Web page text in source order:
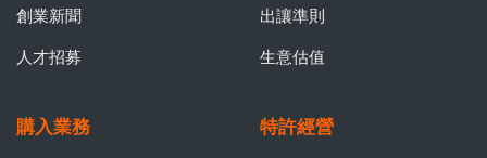
創業新聞
人才招募
出讓準則
生意估值
購入業務 特許經營